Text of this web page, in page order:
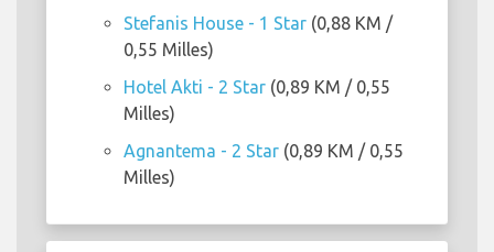
Stefanis House - 1 Star (0,88 KM /
0,55 Milles)
Hotel Akti - 2 Star (0,89 KM / 0,55
Milles)
Agnantema - 2 Star (0,89 KM / 0,55
Milles)